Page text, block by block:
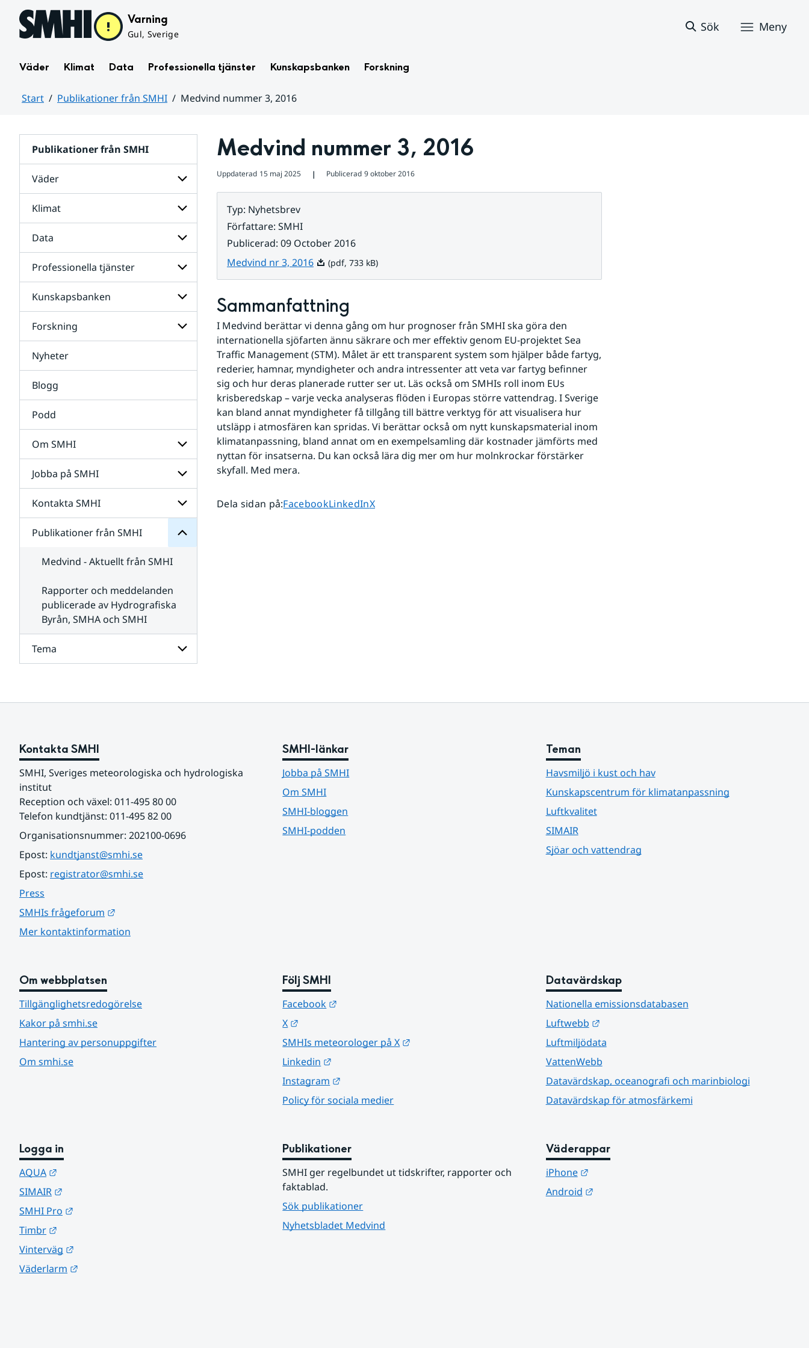
Hoppa till sidans innehåll Varning
Gul, Sverige
Sök Meny
Väder Klimat Data Professionella tjänster Kunskapsbanken Forskning
Start Publikationer från SMHI
Medvind nummer 3, 2016
Publikationer från SMHI
Väder
Undersidor
för
Väder
Klimat
Undersidor
för
Klimat
Data
Undersidor
för
Data
Professionella tjänster
Undersidor
för
Professionella
tjänster
Kunskapsbanken
Undersidor
för
Kunskapsbanken
Forskning
Undersidor
för
Forskning
Nyheter
Blogg
Podd
Om SMHI
Undersidor
för
Om
SMHI
Jobba på SMHI
Undersidor
för
Jobba
på
Kontakta SMHI
Undersidor
Kontakta
SMHI
Publikationer från SMHI
Undersidor
för
Publikationer
från
SMHI
Medvind - Aktuellt från SMHI
Rapporter och meddelanden
publicerade av Hydrografiska
Byrån, SMHA och SMHI
Tema
Tema
Medvind nummer 3, 2016
Uppdaterad 15 maj 2025 ❘ Publicerad 9 oktober 2016
Typ: Nyhetsbrev
Författare: SMHI
Publicerad: 09 October 2016
Medvind nr 3, 2016Pdf, 733 kB.
(pdf, 733 kB)
Sammanfattning
I Medvind berättar vi denna gång om hur prognoser från SMHI ska göra den
internationella sjöfarten ännu säkrare och mer effektiv genom EU-projektet Sea
Traffic Management (STM). Målet är ett transparent system som hjälper både fartyg,
rederier, hamnar, myndigheter och andra intressenter att veta var fartyg befinner
sig och hur deras planerade rutter ser ut. Läs också om SMHIs roll inom EUs
krisberedskap – varje vecka analyseras flöden i Europas större vattendrag. I Sverige
kan bland annat myndigheter få tillgång till bättre verktyg för att visualisera hur
utsläpp i atmosfären kan spridas. Vi berättar också om nytt kunskapsmaterial inom
klimatanpassning, bland annat om en exempelsamling där kostnader jämförts med
nyttan för insatserna. Du kan också lära dig mer om hur molnkrockar förstärker
skyfall. Med mera.
Dela sidan på:Dela sidan på
FacebookDela sidan på
LinkedInDela sidan på
X
Kontakta SMHI
SMHI, Sveriges meteorologiska och hydrologiska
institut
Reception och växel: 011-495 80 00
Telefon kundtjänst: 011-495 82 00
Organisationsnummer: 202100-0696
Epost: kundtjanst@smhi.se
Epost: registrator@smhi.se
Press
SMHIs frågeforum
Mer kontaktinformation
SMHI-länkar
Jobba på SMHI
Om SMHI
SMHI-bloggen
SMHI-podden
Teman
Havsmiljö i kust och hav
Kunskapscentrum för klimatanpassning
Luftkvalitet
SIMAIR
Sjöar och vattendrag
Om webbplatsen
Tillgänglighetsredogörelse
Kakor på smhi.se
Hantering av personuppgifter
Om smhi.se
Följ SMHI
Facebook
X
SMHIs meteorologer på X
Linkedin
Instagram
Policy för sociala medier
Datavärdskap
Nationella emissionsdatabasen
Luftwebb
Länk till annan webbplats.
Luftmiljödata
VattenWebb
Datavärdskap, oceanografi och marinbiologi
Datavärdskap för atmosfärkemi
Logga in
AQUA
SIMAIR
SMHI Pro
Timbr
Vinterväg
Väderlarm
Publikationer
SMHI ger regelbundet ut tidskrifter, rapporter och
faktablad.
Sök publikationer
Nyhetsbladet Medvind
Väderappar
iPhone
Länk till annan webbplats.
Android
Länk till annan webbplats.